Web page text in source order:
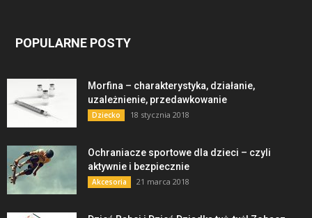
POPULARNE POSTY
Morfina – charakterystyka, działanie,
uzależnienie, przedawkowanie
Dziecko 18 stycznia 2018
Ochraniacze sportowe dla dzieci – czyli
aktywnie i bezpiecznie
Akcesoria 21 marca 2018